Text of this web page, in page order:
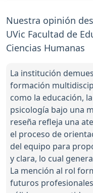
Nuestra opinión
UVic Facultad de
Ciencias Humanas
La institución
formación
como la educación,
psicología bajo una
reseña refleja una
el proceso de
del equipo para
y clara, lo cual
La mención al rol
futuros